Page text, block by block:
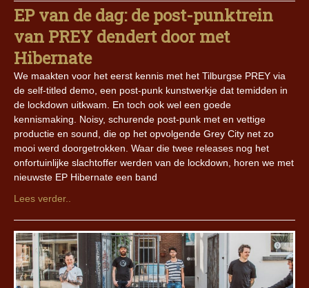
EP van de dag: de post-punktrein
van PREY dendert door met
Hibernate
We maakten voor het eerst kennis met het Tilburgse PREY via
de self-titled demo, een post-punk kunstwerkje dat temidden in
de lockdown uitkwam. En toch ook wel een goede
kennismaking. Noisy, schurende post-punk met en vettige
productie en sound, die op het opvolgende Grey City net zo
mooi werd doorgetrokken. Waar die twee releases nog het
onfortuinlijke slachtoffer werden van de lockdown, horen we met
nieuwste EP Hibernate een band
Lees verder..